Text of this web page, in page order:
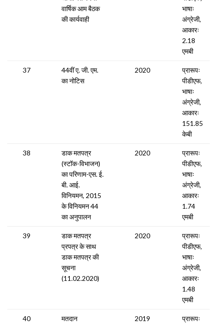
वार्षिक आम बैठक
की कार्यवाही
भाषाः
अंग्रेजी,
आकारः
2.18
एमबी
37
44वीं ए. जी. एम.
का नोटिस
2020
प्रारूपः
पीडीएफ,
भाषाः
अंग्रेजी,
आकारः
151.85
केबी
38
डाक मतपत्र
(स्टॉक-विभाजन)
का परिणाम-एस. ई.
बी. आई.
विनियमन, 2015
के विनियमन 44
का अनुपालन
2020
प्रारूपः
पीडीएफ,
भाषाः
अंग्रेजी,
आकारः
1.74
एमबी
39
डाक मतपत्र
प्रपत्र के साथ
डाक मतपत्र की
सूचना
(11.02.2020)
2020
प्रारूपः
पीडीएफ,
भाषाः
अंग्रेजी,
आकारः
1.48
एमबी
40
मतदान
2019
प्रारूपः